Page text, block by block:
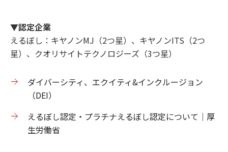
▼認定企業
えるぼし：キヤノンMJ（2つ星）、キヤノンITS（2つ
星）、クオリサイトテクノロジーズ（3つ星）
ダイバーシティ、エクイティ&インクルージョン
（DEI）
えるぼし認定・プラチナえるぼし認定について｜厚
生労働省